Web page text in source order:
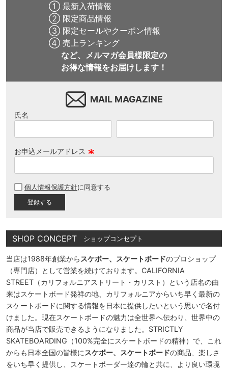
① 最新入荷情報
② 限定商品情報
③ 限定セールやクーポン情報
④ 売上ランキング
など、メルマガ会員様限定の
お得な情報をお届けします！
MAIL MAGAZINE
氏名
お申込メールアドレス
須
個人情報保護方針に同意する
SHOP CONCEPT ショップコンセプト
当店は1988年創業から スケボー、スケートボードのプロショップ
（専門店）として営業を続けております。CALIFORNIA
STREET（カリフォルニアストリート・カリスト）という店名の由
来はスケートボード発祥の地、カリフォルニアからいち早く最新の
スケートボードに関する情報を日本に提供したいという思いで名付
けました。現在スケートボードの魅力は全世界へ伝わり、世界中の
商品が当店で販売できるようになりました。STRICTLY
SKATEBOARDING（100%完全にスケートボードの精神）で、これ
からも日本全国の皆様に スケボー、スケートボードの商品、楽しさ
をいち早く提供し、スケートボーダー達の輪と共に、より良い環境